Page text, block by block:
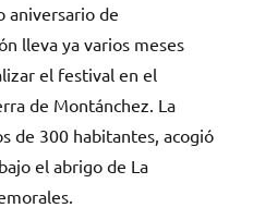
aniversario de
lleva ya varios meses
el festival en el
de Montánchez. La
de 300 habitantes, acogió
el abrigo de La